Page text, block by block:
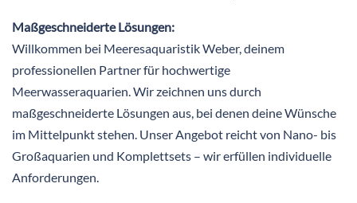
Maßgeschneiderte Lösungen:
Willkommen bei Meeresaquaristik Weber, deinem
professionellen Partner für hochwertige
Meerwasseraquarien. Wir zeichnen uns durch
maßgeschneiderte Lösungen aus, bei denen deine Wünsche
im Mittelpunkt stehen. Unser Angebot reicht von Nano- bis
Großaquarien und Komplettsets – wir erfüllen individuelle
Anforderungen.